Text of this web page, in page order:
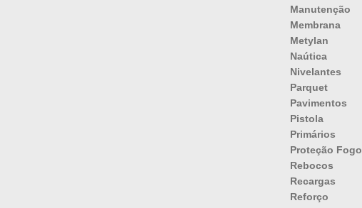
Manutenção
Membrana
Metylan
Naútica
Nivelantes
Parquet
Pavimentos
Pistola
Primários
Proteção Fogo
Rebocos
Recargas
Reforço